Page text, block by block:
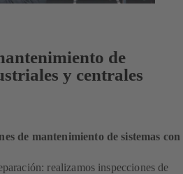
de
y centrales
de mantenimiento de sistemas con
realizamos inspecciones de